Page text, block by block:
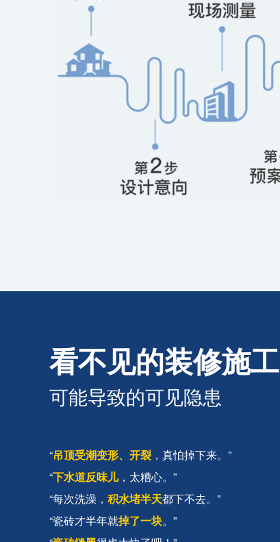
看不见的装修施工
可能导致的可见隐患
“吊顶受潮变形、开裂 ，真怕掉下来。”
“下水道反味儿，太糟心。”
“每次洗澡， 积水堵半天都下不去。”
“瓷砖才半年就掉了一块。”